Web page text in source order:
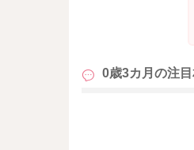
0歳3カ月の注